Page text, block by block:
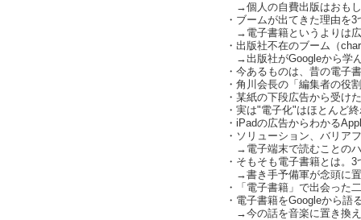
→個人の自費出版はおも
・ブームが出てきた理由を
→電子書籍というよりは
・出版社不在のブーム（
→出版社がGoogleから学
・今あるものは、昔の電子
・角川会長の「編集者の役
・某紙の下段広告から受け
・実は"電子化"はほとんど
・iPadの広告からわかる
・ソリューション、バリア
→電子端末で読むことの
・そもそも電子書籍とは。
→書き手予備軍が念頭に
・「電子書籍」で出会った
・電子書籍をGoogleから語
→今の話を音楽に置き換